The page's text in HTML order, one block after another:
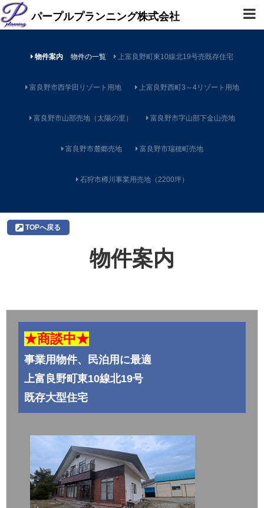
パープルプランニング株式会社
物件案内 物件の一覧 上富良野町東10線北19号売既存住宅
富良野市西学田リゾート用地 上富良野西町3～4リゾート用地
富良野市山部売地（太陽の里） 富良野市字山部下金山売地
富良野市麓郷売地 富良野市瑞穂町売地
石狩市樽川事業用売地（2200坪）
TOPへ戻る
物件案内
★商談中★
事業用物件、民泊用に最適
上富良野町東10線北19号
既存大型住宅